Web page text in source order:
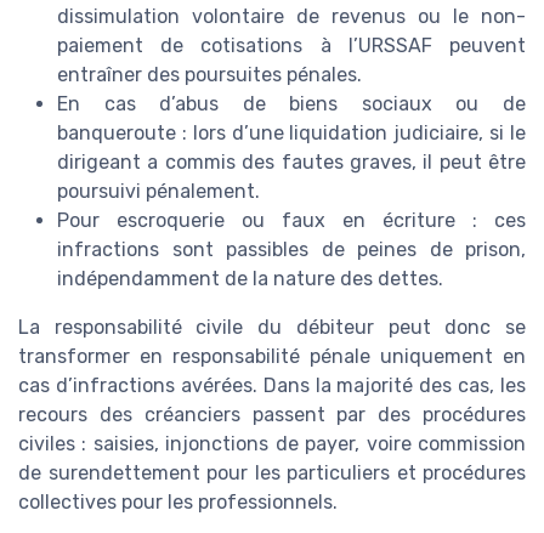
dissimulation volontaire de revenus ou le non-
paiement de cotisations à l’URSSAF peuvent
entraîner des poursuites pénales.
En cas d’abus de biens sociaux ou de
banqueroute : lors d’une liquidation judiciaire, si le
dirigeant a commis des fautes graves, il peut être
poursuivi pénalement.
Pour escroquerie ou faux en écriture : ces
infractions sont passibles de peines de prison,
indépendamment de la nature des dettes.
La responsabilité civile du débiteur peut donc se
transformer en responsabilité pénale uniquement en
cas d’infractions avérées. Dans la majorité des cas, les
recours des créanciers passent par des procédures
civiles : saisies, injonctions de payer, voire commission
de surendettement pour les particuliers et procédures
collectives pour les professionnels.